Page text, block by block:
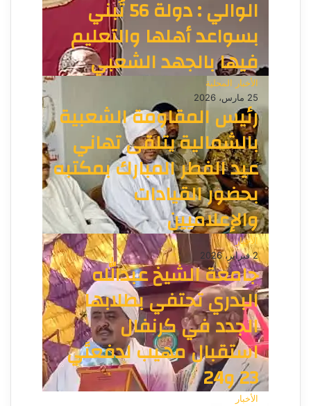
الوالي : دولة 56 تُبني
بسواعد أهلها والتعليم
فيها بالجهد الشعبي
الأخبار المحلية
25 مارس، 2026
رئيس المقاومة الشعبية
بالشمالية يتلقى تهاني
عيد الفطر المبارك بمكتبه
بحضور القيادات
والإعلاميين
الأخبار
2 فبراير، 2026
جامعة الشيخ عبدالله
البدري تحتفي بطلابها
الجدد في كرنفال
استقبال مهيب لدفعتَي
23 و24
الأخبار